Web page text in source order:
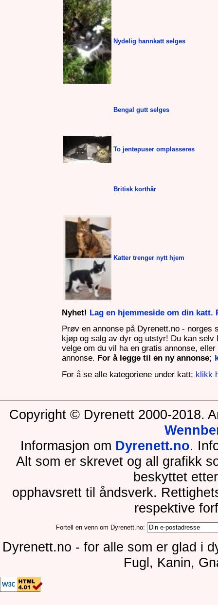
Nydelig hannkatt selges
Bengal gutt selges
To jentepuser omplasseres
Britisk korthår
Katter trenger nytt hjem
Nyhet! Lag en hjemmeside om din katt.
Prøv en annonse på Dyrenett.no - norges
kjøp og salg av dyr og utstyr! Du kan selv
velge om du vil ha en gratis annonse,
annonse. For å legge til en ny annonse;
For å se alle kategoriene under katt; klikk
Copyright © Dyrenett 2000-2018.
Informasjon om Dyrenett.no.
Alt som er skrevet og all grafikk
beskyttet
opphavsrett til åndsverk.
respektive
Fortell en venn om Dyrenett.no:
Dyrenett.no - for alle som er glad i
Fugl, Kanin,